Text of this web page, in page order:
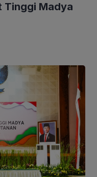
Tinggi Madya